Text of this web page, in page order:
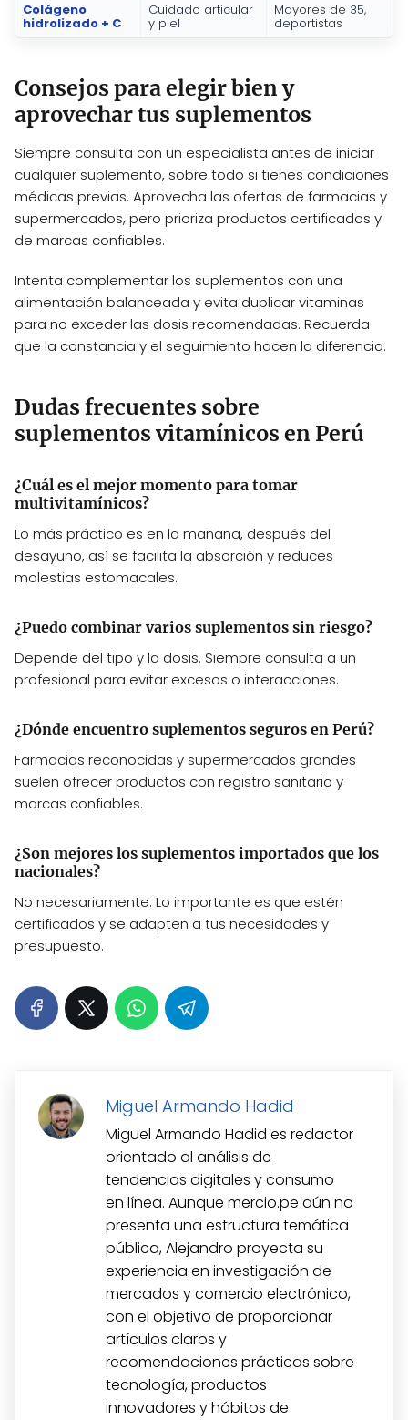
Colágeno
hidrolizado + C
Cuidado articular
y piel
Mayores de 35,
deportistas
Consejos para elegir bien y
aprovechar tus suplementos
Siempre consulta con un especialista antes de iniciar
cualquier suplemento, sobre todo si tienes condiciones
médicas previas. Aprovecha las ofertas de farmacias y
supermercados, pero prioriza productos certificados y
de marcas confiables.
Intenta complementar los suplementos con una
alimentación balanceada y evita duplicar vitaminas
para no exceder las dosis recomendadas. Recuerda
que la constancia y el seguimiento hacen la diferencia.
Dudas frecuentes sobre
suplementos vitamínicos en Perú
¿Cuál es el mejor momento para tomar
multivitamínicos?
Lo más práctico es en la mañana, después del
desayuno, así se facilita la absorción y reduces
molestias estomacales.
¿Puedo combinar varios suplementos sin riesgo?
Depende del tipo y la dosis. Siempre consulta a un
profesional para evitar excesos o interacciones.
¿Dónde encuentro suplementos seguros en Perú?
Farmacias reconocidas y supermercados grandes
suelen ofrecer productos con registro sanitario y
marcas confiables.
¿Son mejores los suplementos importados que los
nacionales?
No necesariamente. Lo importante es que estén
certificados y se adapten a tus necesidades y
presupuesto.
Miguel Armando Hadid
Miguel Armando Hadid es redactor
orientado al análisis de
tendencias digitales y consumo
en línea. Aunque mercio.pe aún no
presenta una estructura temática
pública, Alejandro proyecta su
experiencia en investigación de
mercados y comercio electrónico,
con el objetivo de proporcionar
artículos claros y
recomendaciones prácticas sobre
tecnología, productos
innovadores y hábitos de